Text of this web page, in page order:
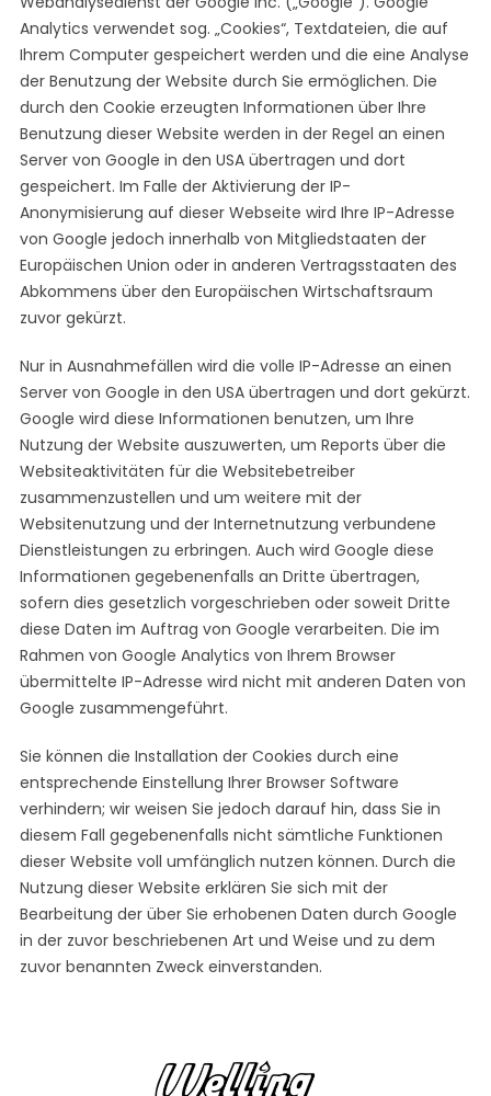
Analytics verwendet sog. „Cookies“, Textdateien, die auf
Ihrem Computer gespeichert werden und die eine Analyse
der Benutzung der Website durch Sie ermöglichen. Die
durch den Cookie erzeugten Informationen über Ihre
Benutzung dieser Website werden in der Regel an einen
Server von Google in den USA übertragen und dort
gespeichert. Im Falle der Aktivierung der IP-
Anonymisierung auf dieser Webseite wird Ihre IP-Adresse
von Google jedoch innerhalb von Mitgliedstaaten der
Europäischen Union oder in anderen Vertragsstaaten des
Abkommens über den Europäischen Wirtschaftsraum
zuvor gekürzt.
Nur in Ausnahmefällen wird die volle IP-Adresse an einen
Server von Google in den USA übertragen und dort gekürzt.
Google wird diese Informationen benutzen, um Ihre
Nutzung der Website auszuwerten, um Reports über die
Websiteaktivitäten für die Websitebetreiber
zusammenzustellen und um weitere mit der
Websitenutzung und der Internetnutzung verbundene
Dienstleistungen zu erbringen. Auch wird Google diese
Informationen gegebenenfalls an Dritte übertragen,
sofern dies gesetzlich vorgeschrieben oder soweit Dritte
diese Daten im Auftrag von Google verarbeiten. Die im
Rahmen von Google Analytics von Ihrem Browser
übermittelte IP-Adresse wird nicht mit anderen Daten von
Google zusammengeführt.
Sie können die Installation der Cookies durch eine
entsprechende Einstellung Ihrer Browser Software
verhindern; wir weisen Sie jedoch darauf hin, dass Sie in
diesem Fall gegebenenfalls nicht sämtliche Funktionen
dieser Website voll umfänglich nutzen können. Durch die
Nutzung dieser Website erklären Sie sich mit der
Bearbeitung der über Sie erhobenen Daten durch Google
in der zuvor beschriebenen Art und Weise und zu dem
zuvor benannten Zweck einverstanden.